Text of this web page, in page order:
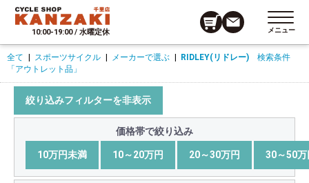
10:00-19:00 / 水曜定休 メニュー
全て スポーツサイクル メーカーで選ぶ RIDLEY(リドレー) 検索条件
「アウトレット品」
絞り込みフィルターを非表示
価格帯で絞り込み
10万円未満 10～20万円 20～30万円 30～50万